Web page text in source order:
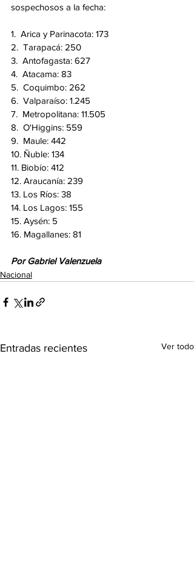
sospechosos a la fecha:
1. Arica y Parinacota: 173
2. Tarapacá: 250
3. Antofagasta: 627
4. Atacama: 83
5. Coquimbo: 262
6. Valparaíso: 1.245
7. Metropolitana: 11.505
8. O'Higgins: 559
9. Maule: 442
10. Ñuble: 134
11. Biobío: 412
12. Araucanía: 239
13. Los Ríos: 38
14. Los Lagos: 155
15. Aysén: 5
16. Magallanes: 81
Por Gabriel Valenzuela
Nacional
Entradas recientes Ver todo